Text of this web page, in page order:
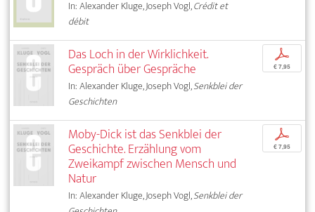
In: Alexander Kluge, Joseph Vogl,Crédit et
débit
Das Loch in der Wirklichkeit.
Gespräch über Gespräche
In: Alexander Kluge, Joseph Vogl,Senkblei der
Geschichten
p
€ 7,95
Moby-Dick ist das Senkblei der
Geschichte. Erzählung vom
Zweikampf zwischen Mensch und
Natur
In: Alexander Kluge, Joseph Vogl,Senkblei der
p
€ 7,95